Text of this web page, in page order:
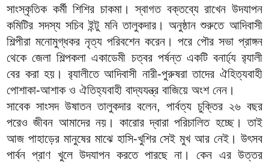
সাংস্কৃতিক কর্মী শিশির চাকমা। স্বাগত বক্তব্যে রাখেন উদযাপন
কমিটির সদস্য সচিব ইন্টু মনি তালুকদার। অনুষ্ঠান শুরুতে আদিবাসী
শিল্পীরা মনোমুগ্ধকর নৃত্য পরিবশেন করেন। পরে পৌর সভা প্রাঙ্গন
থেকে জেলা শিল্পকলা একাডেমী চত্বর পর্ষন্ত একটি বনার্ঢ্য র‌্যালী
বের করা হয়। র‌্যালীতে আদিবাসী নারী-পুরুষরা তাদের ঐহিত্যবাহী
পোশাকা-আশাক ও ঐতিহ্যবাহী বাদ্যযন্ত্র বাজিয়ে অংশ নেন।
সাবেক সাংসদ উষাতন তালুকদার বলেন, পার্বত্য চুক্তির ২৬ বছর
পরেও জীবন আমাদের নয়। কারোর দ্বারা পরিচালিত হচ্ছে। তাই
আজ পাহাড়ের মানুষের মাঝে হাসি-খুশির সেই মুখ আর নেই। উৎসব
পার্বন প্রাণ খুলে উদযাপন করতে পারছে না। কেন এর উত্তর